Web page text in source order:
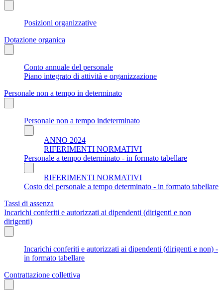
Posizioni organizzative
Dotazione organica
Conto annuale del personale
Piano integrato di attività e organizzazione
Personale non a tempo in determinato
Personale non a tempo indeterminato
ANNO 2024
RIFERIMENTI NORMATIVI
Personale a tempo determinato - in formato tabellare
RIFERIMENTI NORMATIVI
Costo del personale a tempo determinato - in formato tabellare
Tassi di assenza
Incarichi conferiti e autorizzati ai dipendenti (dirigenti e non
dirigenti)
Incarichi conferiti e autorizzati ai dipendenti (dirigenti e non) -
in formato tabellare
Contrattazione collettiva